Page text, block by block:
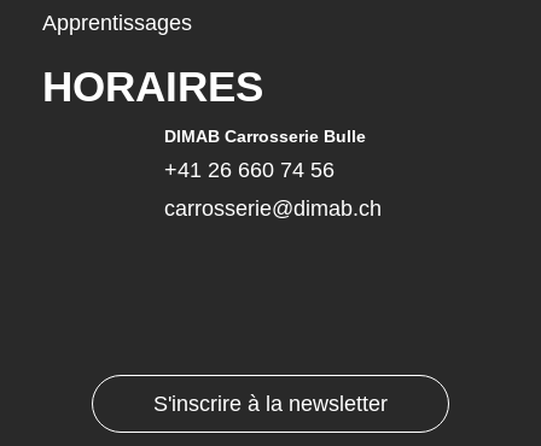
Apprentissages
HORAIRES
DIMAB Carrosserie Bulle
+41 26 660 74 56
carrosserie@dimab.ch
S'inscrire à la newsletter